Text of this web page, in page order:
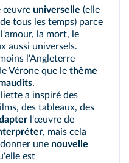
œuvre universelle (elle
tous les temps) parce
la mort, le
aussi universels.
l'Angleterre
Vérone que le thème
.
a inspiré des
des tableaux, des
l'œuvre de
, mais cela
une nouvelle
est